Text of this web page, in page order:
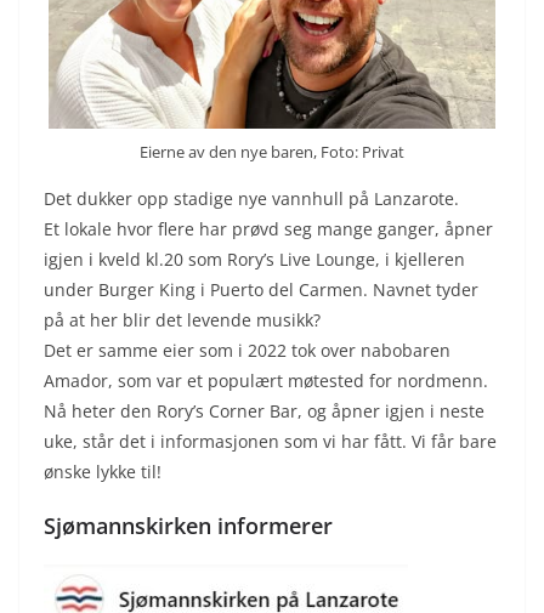
Eierne av den nye baren, Foto: Privat
Det dukker opp stadige nye vannhull på Lanzarote.
Et lokale hvor flere har prøvd seg mange ganger, åpner
igjen i kveld kl.20 som Rory’s Live Lounge, i kjelleren
under Burger King i Puerto del Carmen. Navnet tyder
på at her blir det levende musikk?
Det er samme eier som i 2022 tok over nabobaren
Amador, som var et populært møtested for nordmenn.
Nå heter den Rory’s Corner Bar, og åpner igjen i neste
uke, står det i informasjonen som vi har fått. Vi får bare
ønske lykke til!
Sjømannskirken informerer